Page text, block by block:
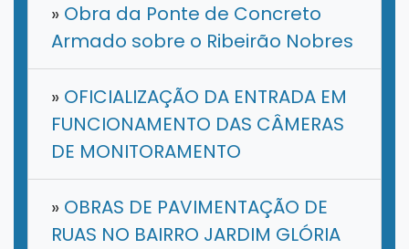
» Obra da Ponte de Concreto
Armado sobre o Ribeirão Nobres
» OFICIALIZAÇÃO DA ENTRADA EM
FUNCIONAMENTO DAS CÂMERAS
DE MONITORAMENTO
» OBRAS DE PAVIMENTAÇÃO DE
RUAS NO BAIRRO JARDIM GLÓRIA